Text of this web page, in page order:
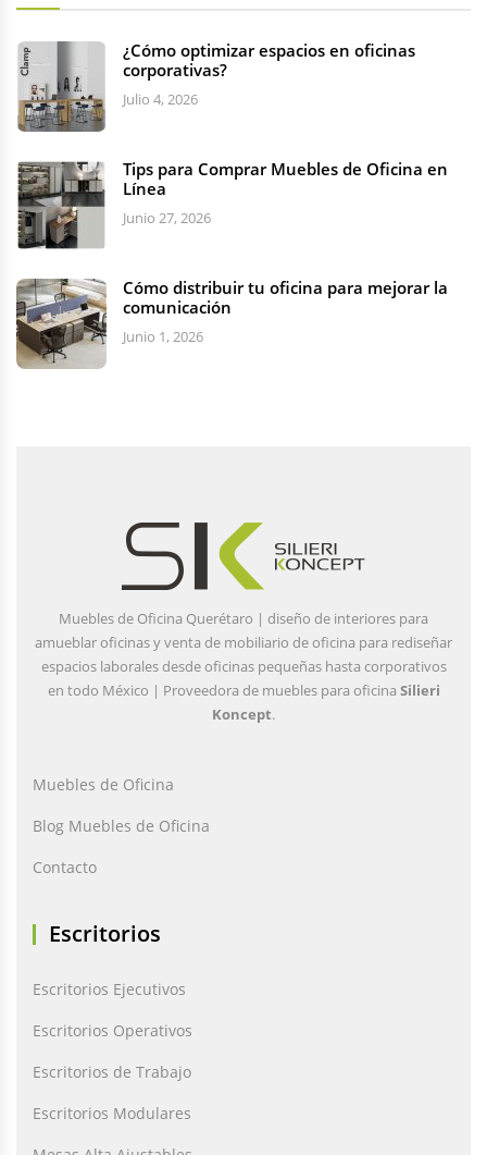
¿Cómo optimizar espacios en oficinas
corporativas?
Julio 4, 2026
Tips para Comprar Muebles de Oficina en
Línea
Junio 27, 2026
Cómo distribuir tu oficina para mejorar la
comunicación
Junio 1, 2026
Muebles de Oficina Querétaro | diseño de interiores para
amueblar oficinas y venta de mobiliario de oficina para rediseñar
espacios laborales desde oficinas pequeñas hasta corporativos
en todo México | Proveedora de muebles para oficina Silieri
Koncept.
Muebles de Oficina
Blog Muebles de Oficina
Contacto
Escritorios
Escritorios Ejecutivos
Escritorios Operativos
Escritorios de Trabajo
Escritorios Modulares